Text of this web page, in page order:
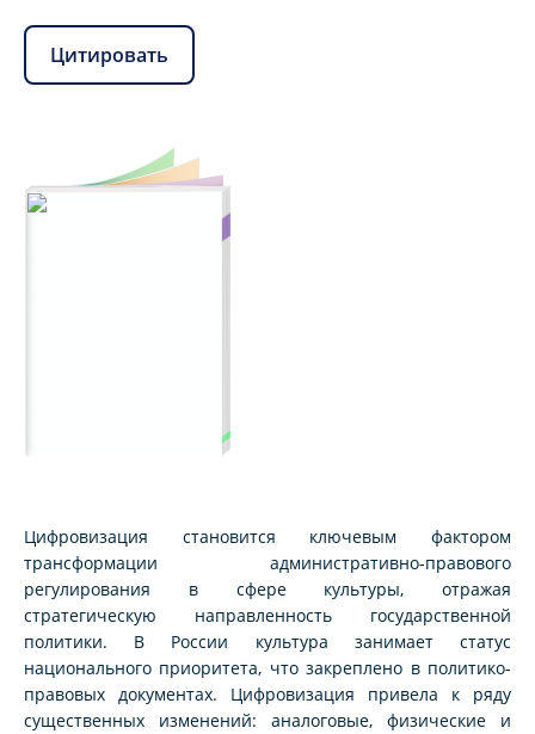
Цитировать
Цифровизация становится ключевым фактором
трансформации административно-правового
регулирования в сфере культуры, отражая
стратегическую направленность государственной
политики. В России культура занимает статус
национального приоритета, что закреплено в политико-
правовых документах. Цифровизация привела к ряду
существенных изменений: аналоговые, физические и